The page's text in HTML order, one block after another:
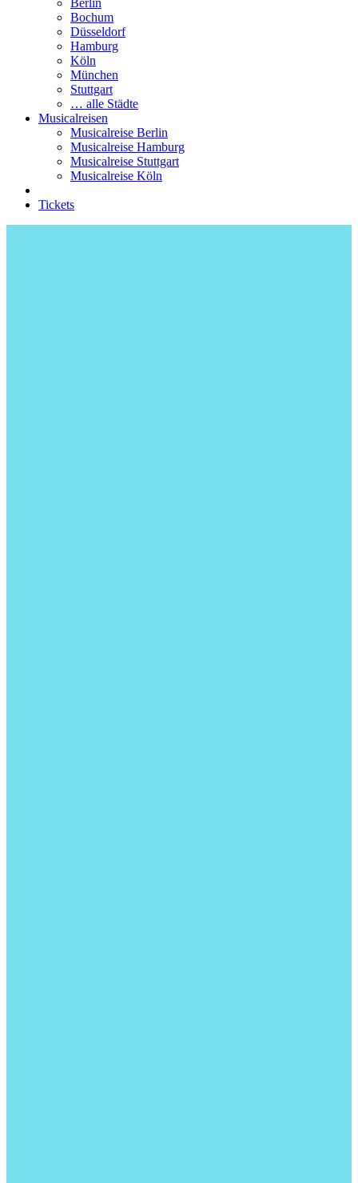
Berlin
Bochum
Düsseldorf
Hamburg
Köln
München
Stuttgart
… alle Städte
Musicalreisen
Musicalreise Berlin
Musicalreise Hamburg
Musicalreise Stuttgart
Musicalreise Köln
Tickets